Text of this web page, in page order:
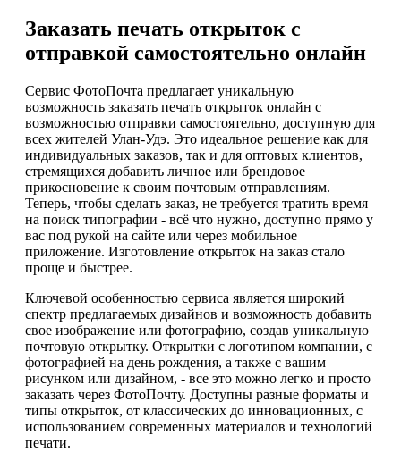
Заказать печать открыток с
отправкой самостоятельно онлайн
Сервис ФотоПочта предлагает уникальную
возможность заказать печать открыток онлайн с
возможностью отправки самостоятельно, доступную для
всех жителей Улан-Удэ. Это идеальное решение как для
индивидуальных заказов, так и для оптовых клиентов,
стремящихся добавить личное или брендовое
прикосновение к своим почтовым отправлениям.
Теперь, чтобы сделать заказ, не требуется тратить время
на поиск типографии - всё что нужно, доступно прямо у
вас под рукой на сайте или через мобильное
приложение. Изготовление открыток на заказ стало
проще и быстрее.
Ключевой особенностью сервиса является широкий
спектр предлагаемых дизайнов и возможность добавить
свое изображение или фотографию, создав уникальную
почтовую открытку. Открытки с логотипом компании, с
фотографией на день рождения, а также с вашим
рисунком или дизайном, - все это можно легко и просто
заказать через ФотоПочту. Доступны разные форматы и
типы открыток, от классических до инновационных, с
использованием современных материалов и технологий
печати.